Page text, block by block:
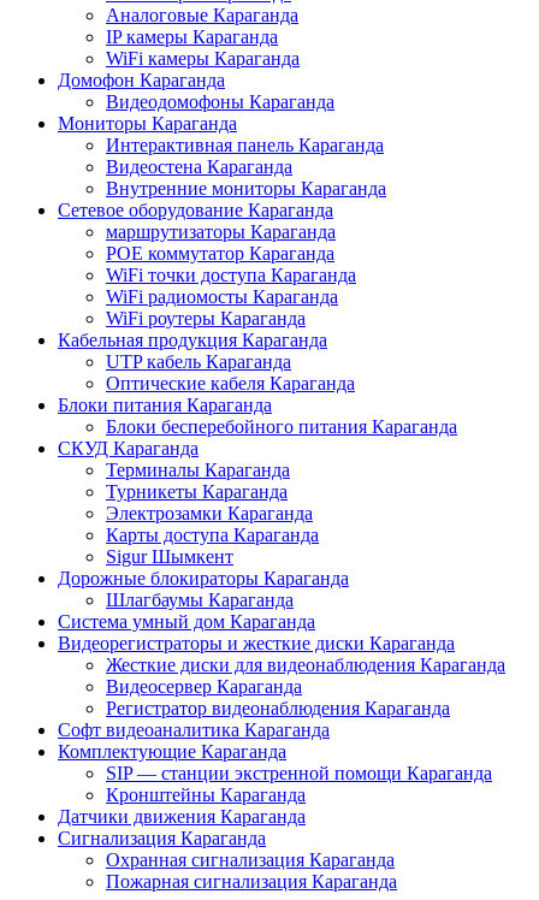
Аналоговые Караганда
IP камеры Караганда
WiFi камеры Караганда
Домофон Караганда
Видеодомофоны Караганда
Мониторы Караганда
Интерактивная панель Караганда
Видеостена Караганда
Внутренние мониторы Караганда
Сетевое оборудование Караганда
маршрутизаторы Караганда
POE коммутатор Караганда
WiFi точки доступа Караганда
WiFi радиомосты Караганда
WiFi роутеры Караганда
Кабельная продукция Караганда
UTP кабель Караганда
Оптические кабеля Караганда
Блоки питания Караганда
Блоки бесперебойного питания Караганда
СКУД Караганда
Терминалы Караганда
Турникеты Караганда
Электрозамки Караганда
Карты доступа Караганда
Sigur Шымкент
Дорожные блокираторы Караганда
Шлагбаумы Караганда
Система умный дом Караганда
Видеорегистраторы и жесткие диски Караганда
Жесткие диски для видеонаблюдения Караганда
Видеосервер Караганда
Регистратор видеонаблюдения Караганда
Софт видеоаналитика Караганда
Комплектующие Караганда
SIP — станции экстренной помощи Караганда
Кронштейны Караганда
Датчики движения Караганда
Сигнализация Караганда
Охранная сигнализация Караганда
Пожарная сигнализация Караганда